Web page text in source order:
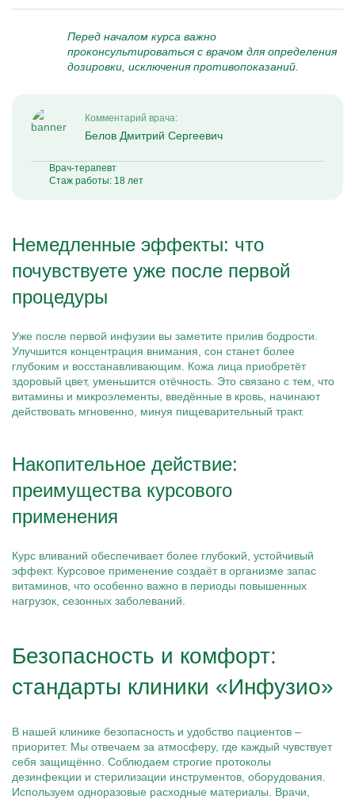
Перед началом курса важно
проконсультироваться с врачом для определения
дозировки, исключения противопоказаний.
Комментарий врача:
Белов Дмитрий Сергеевич
Врач-терапевт
Стаж работы: 18 лет
Немедленные эффекты: что
почувствуете уже после первой
процедуры
Уже после первой инфузии вы заметите прилив бодрости.
Улучшится концентрация внимания, сон станет более
глубоким и восстанавливающим. Кожа лица приобретёт
здоровый цвет, уменьшится отёчность. Это связано с тем, что
витамины и микроэлементы, введённые в кровь, начинают
действовать мгновенно, минуя пищеварительный тракт.
Накопительное действие:
преимущества курсового
применения
Курс вливаний обеспечивает более глубокий, устойчивый
эффект. Курсовое применение создаёт в организме запас
витаминов, что особенно важно в периоды повышенных
нагрузок, сезонных заболеваний.
Безопасность и комфорт:
стандарты клиники «Инфузио»
В нашей клинике безопасность и удобство пациентов –
приоритет. Мы отвечаем за атмосферу, где каждый чувствует
себя защищённо. Соблюдаем строгие протоколы
дезинфекции и стерилизации инструментов, оборудования.
Используем одноразовые расходные материалы. Врачи,